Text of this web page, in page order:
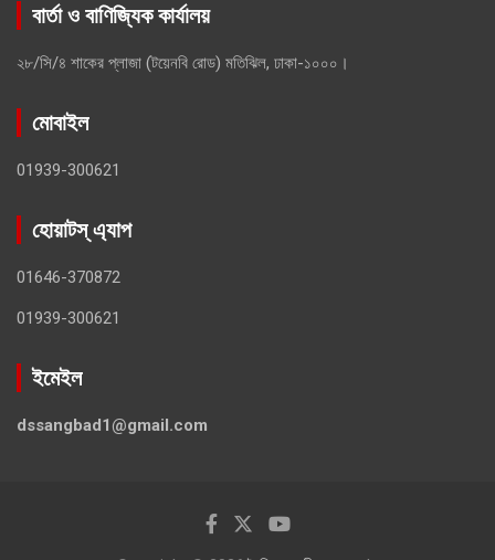
বার্তা ও বাণিজ্যিক কার্যালয়
২৮/সি/৪ শাকের প্লাজা (টয়েনবি রোড) মতিঝিল, ঢাকা-১০০০।
মোবাইল
01939-300621
হোয়াটস্ এ্যাপ
01646-370872
01939-300621
ইমেইল
dssangbad1@gmail.com